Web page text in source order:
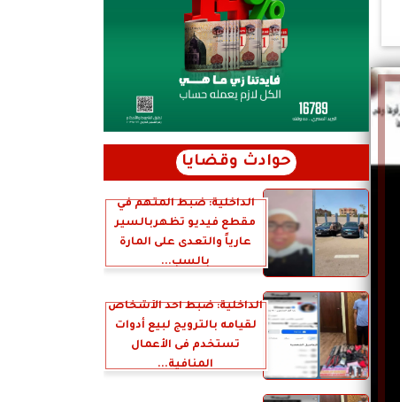
حوادث وقضايا
الداخلية: ضبط المتهم في
مقطع فيديو تظهربالسير
عارياً والتعدى على المارة
بالسب...
الداخلية: ضبط أحد الأشخاص
لقيامه بالترويج لبيع أدوات
تستخدم فى الأعمال
المنافية...